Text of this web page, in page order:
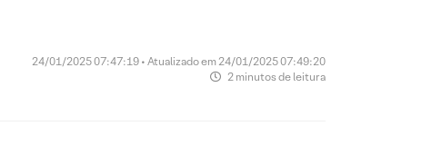
24/01/2025 07:47:19 • Atualizado em 24/01/2025 07:49:20
2 minutos de leitura